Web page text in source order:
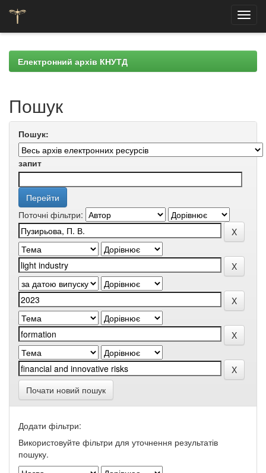
navigationЕлектронний архів КНУТД
Пошук
Пошук:
запит
Поточні фільтри:
Почати новий пошук
Додати фільтри:
Використовуйте фільтри для уточнення результатів
пошуку.